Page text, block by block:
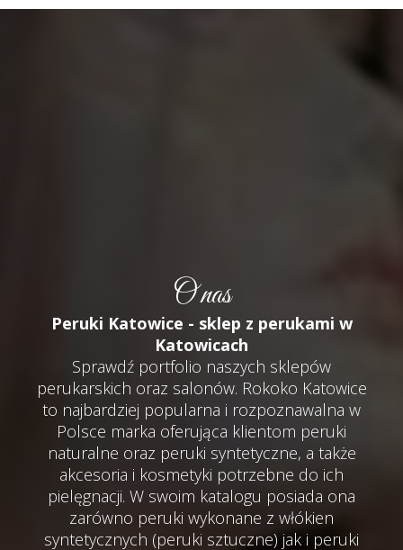
O nas
Peruki Katowice - sklep z perukami w
Katowicach
Sprawdź portfolio naszych sklepów
perukarskich oraz salonów. Rokoko Katowice
to najbardziej popularna i rozpoznawalna w
Polsce marka oferująca klientom peruki
naturalne oraz peruki syntetyczne, a także
akcesoria i kosmetyki potrzebne do ich
pielęgnacji. W swoim katalogu posiada ona
zarówno peruki wykonane z włókien
syntetycznych (peruki sztuczne) jak i peruki